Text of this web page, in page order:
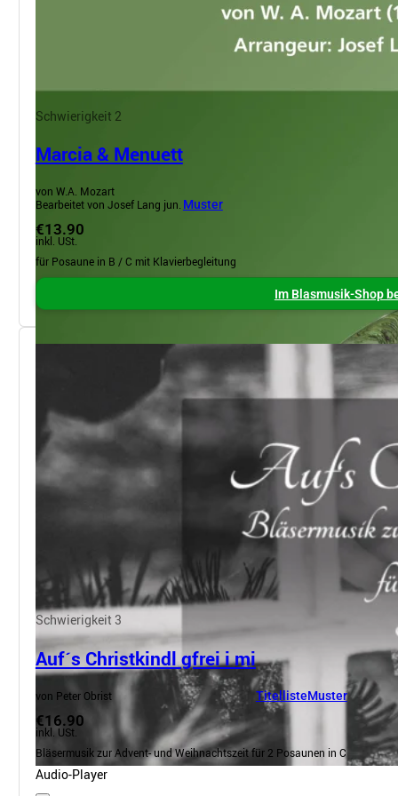
Schwierigkeit 2
Marcia & Menuett
von W.A. Mozart
Bearbeitet von Josef Lang jun. Muster
€13.90
inkl. USt.
für Posaune in B / C mit Klavierbegleitung
Im Blasmusik-Shop
Schwierigkeit 3
Auf´s Christkindl gfrei i mi
von Peter Obrist TitellisteMuster
€16.90
inkl. USt.
Bläsermusik zur Advent- und Weihnachtszeit für 2 Posaunen in C
Audio-Player